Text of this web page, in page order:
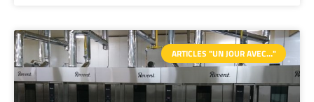
ARTICLES "UN JOUR AVEC…"